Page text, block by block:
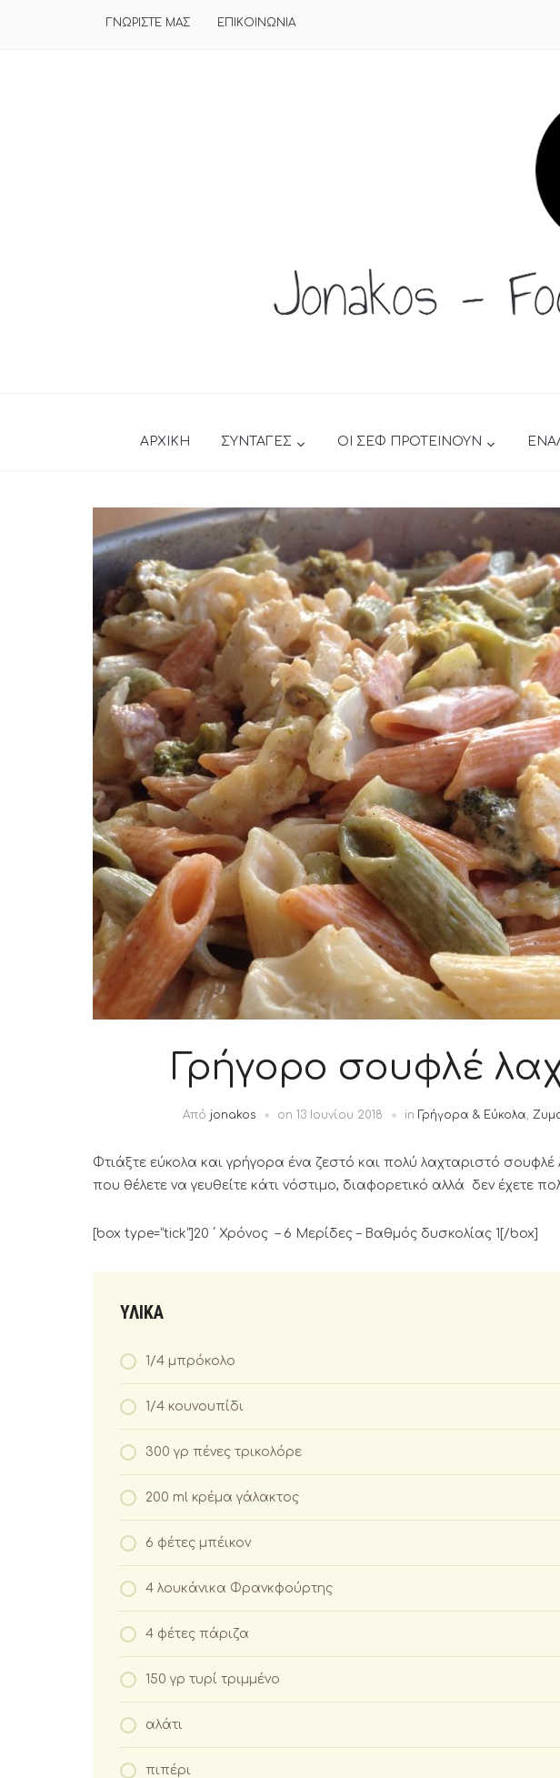
ΓΝΩΡΙΣΤΕ ΜΑΣ ΕΠΙΚΟΙΝΩΝΙΑ
ΑΡΧΙΚΗ ΣΥΝΤΑΓΕΣ ΟΙ ΣΕΦ ΠΡΟΤΕΙΝΟΥΝ
Γρήγορο σουφλέ
Από jonakos on 13 Ιουνίου 2018 in Γρήγορα & Εύκολα,
Φτιάξτε εύκολα και γρήγορα ένα ζεστό και πολύ λαχταριστό σουφλέ
που θέλετε να γευθείτε κάτι νόστιμο, διαφορετικό αλλά δεν έχετε
[box type=”tick”]20 ΄ Χρόνος – 6 Μερίδες – Βαθμός δυσκολίας 1[/box]
ΥΛΙΚΑ
1/4 μπρόκολο
1/4 κουνουπίδι
300 γρ πένες τρικολόρε
200 ml κρέμα γάλακτος
6 φέτες μπέικον
4 λουκάνικα Φρανκφούρτης
4 φέτες πάριζα
150 γρ τυρί τριμμένο
αλάτι
πιπέρι